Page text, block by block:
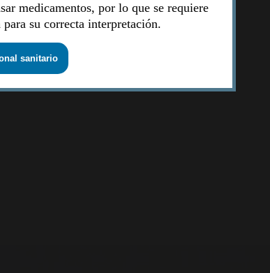
medicamentos, por lo que se requiere
su correcta interpretación.
sanitario